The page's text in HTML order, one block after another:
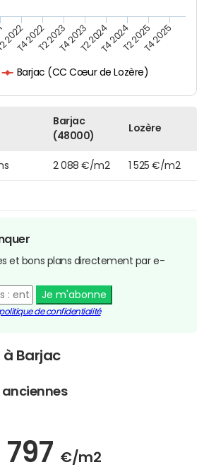
Barjac (CC Cœur de Lozère)
2022T4 2022T2 2023T4 2023T2 2024T4 2024T2 2025T4 2025
Barjac
(48000)
Lozère
2 088 €/m2 1 525 €/m2
et bons plans directement par e-
Je m'abonne
de confidentialité
à Barjac
anciennes
797 €/m2